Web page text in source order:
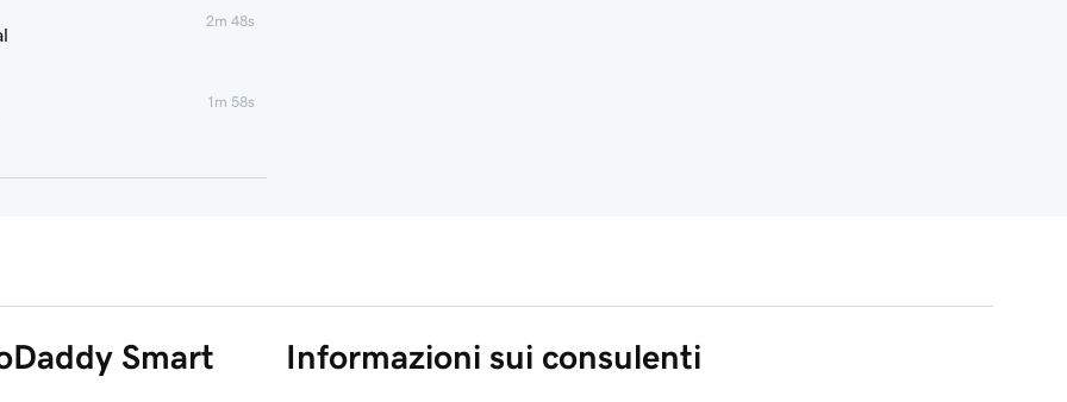
2m 48s
1m 58s
2m 7s
1m 59s
Smart
Informazioni sui consulenti